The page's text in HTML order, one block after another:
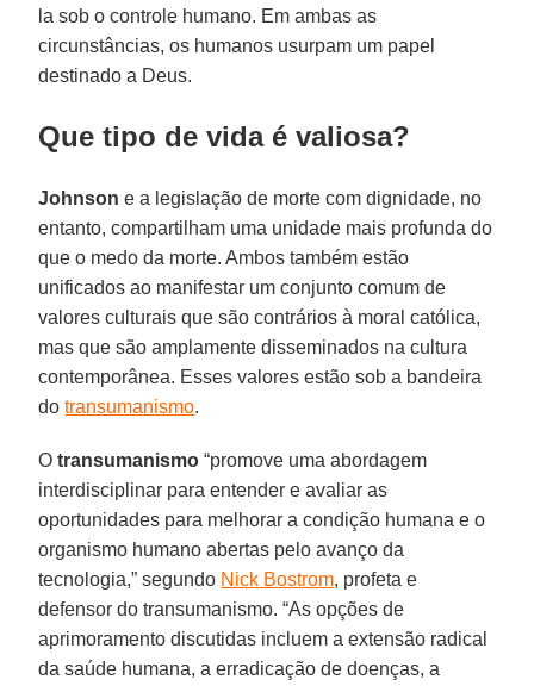
la sob o controle humano. Em ambas as
circunstâncias, os humanos usurpam um papel
destinado a Deus.
Que tipo de vida é valiosa?
Johnson e a legislação de morte com dignidade, no
entanto, compartilham uma unidade mais profunda do
que o medo da morte. Ambos também estão
unificados ao manifestar um conjunto comum de
valores culturais que são contrários à moral católica,
mas que são amplamente disseminados na cultura
contemporânea. Esses valores estão sob a bandeira
dotransumanismo.
Otransumanismo “promove uma abordagem
interdisciplinar para entender e avaliar as
oportunidades para melhorar a condição humana e o
organismo humano abertas pelo avanço da
tecnologia,” segundo Nick Bostrom, profeta e
defensor do transumanismo. “As opções de
aprimoramento discutidas incluem a extensão radical
da saúde humana, a erradicação de doenças, a